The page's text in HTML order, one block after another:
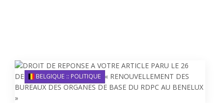
BELGIQUE :: POLITIQUE